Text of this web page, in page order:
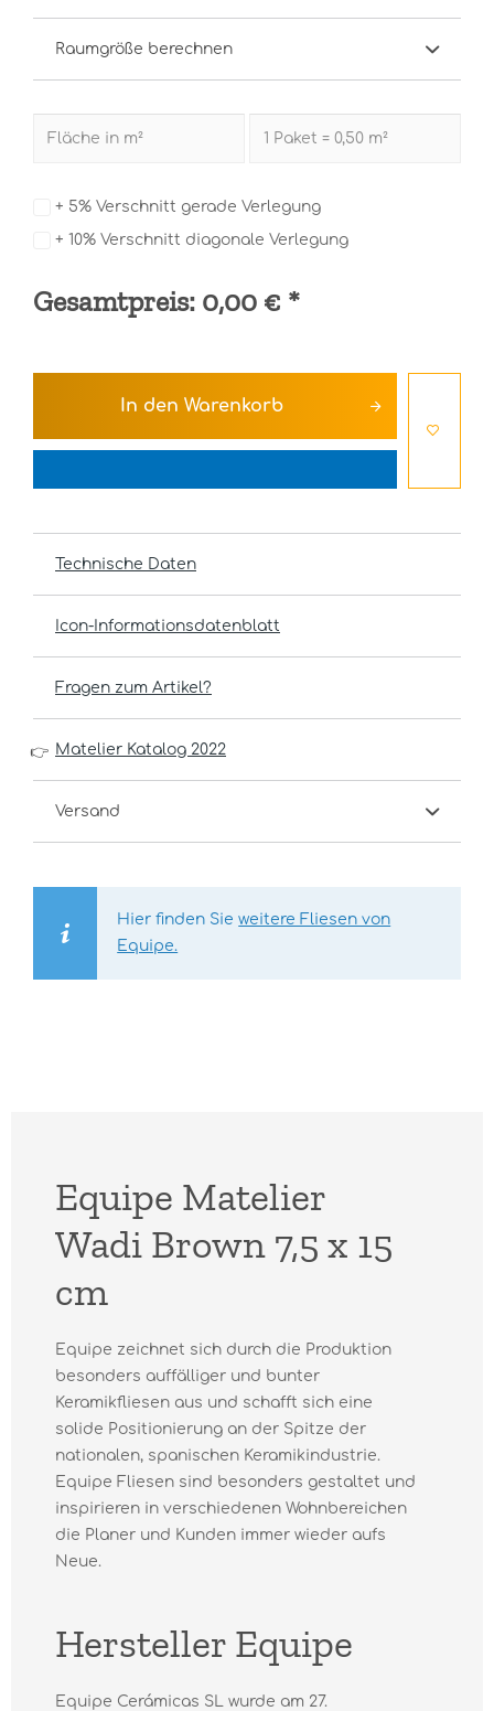
Raumgröße berechnen
+ 5% Verschnitt gerade Verlegung
+ 10% Verschnitt diagonale Verlegung
Gesamtpreis: 0,00 € *
In den Warenkorb
Technische Daten
Icon-Informationsdatenblatt
Fragen zum Artikel?
👉 Matelier Katalog 2022
Versand
Hier finden Sieweitere Fliesen von
Equipe.
Equipe Matelier
Wadi Brown 7,5 x 15
cm
Equipe zeichnet sich durch die Produktion
besonders auffälliger und bunter
Keramikfliesen aus und schafft sich eine
solide Positionierung an der Spitze der
nationalen, spanischen Keramikindustrie.
Equipe Fliesen sind besonders gestaltet und
inspirieren in verschiedenen Wohnbereichen
die Planer und Kunden immer wieder aufs
Neue.
Hersteller Equipe
Equipe Cerámicas SL wurde am 27.